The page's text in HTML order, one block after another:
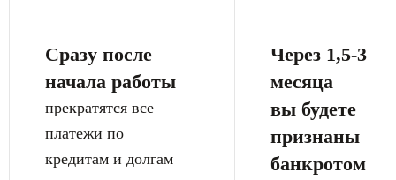
Сразу после
начала работы
прекратятся все
платежи по
кредитам и долгам
Через 1,5-3
месяца
вы будете
признаны
банкротом